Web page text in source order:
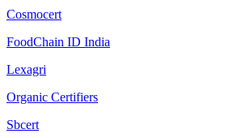
Cosmocert
FoodChain ID India
Lexagri
Organic Certifiers
Sbcert